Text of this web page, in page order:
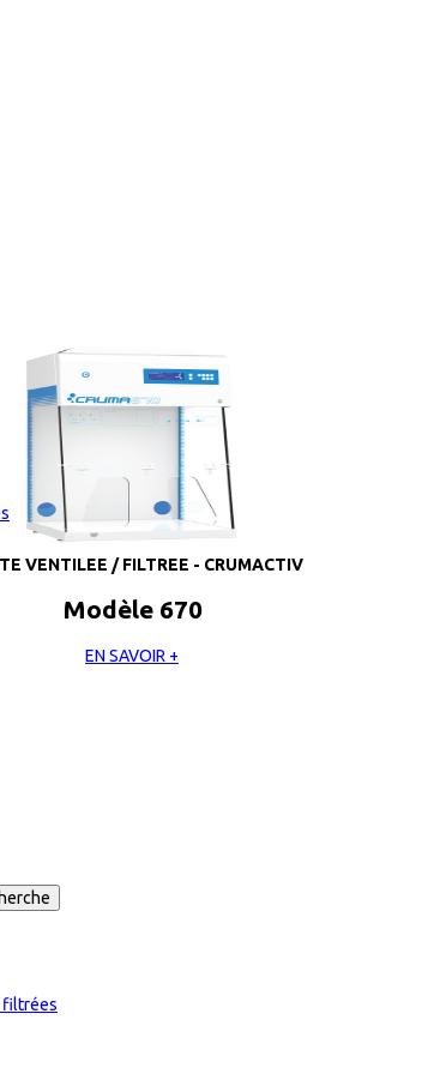
VENTILEE / FILTREE - CRUMACTIV
Modèle 670
EN SAVOIR +
filtrées